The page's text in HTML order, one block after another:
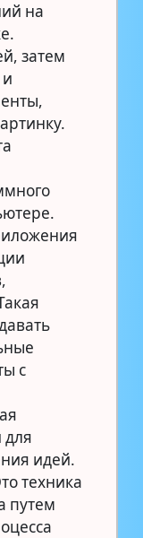
на
затем
с
идей.
техника
путем